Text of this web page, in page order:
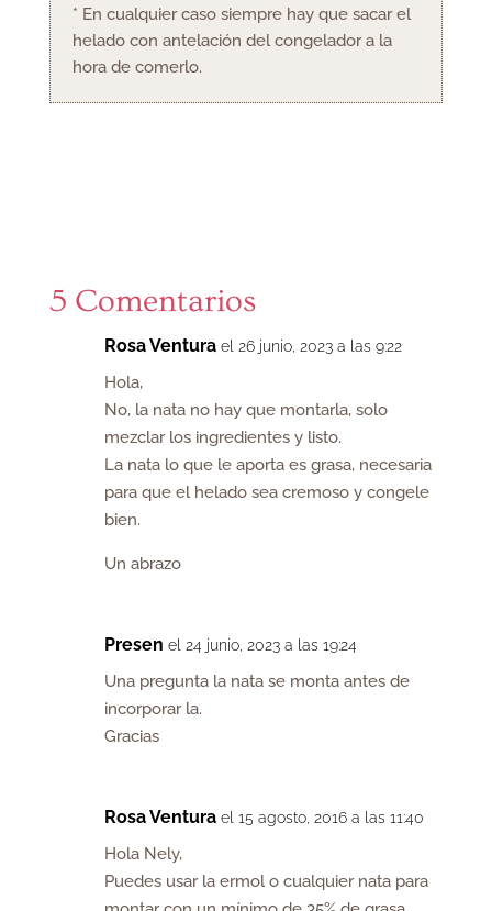
* En cualquier caso siempre hay que sacar el
helado con antelación del congelador a la
hora de comerlo.
5 Comentarios
Rosa Ventura el 26 junio, 2023 a las 9:22
Hola,
No, la nata no hay que montarla, solo
mezclar los ingredientes y listo.
La nata lo que le aporta es grasa, necesaria
para que el helado sea cremoso y congele
bien.
Un abrazo
Presen el 24 junio, 2023 a las 19:24
Una pregunta la nata se monta antes de
incorporar la.
Gracias
Rosa Ventura el 15 agosto, 2016 a las 11:40
Hola Nely,
Puedes usar la ermol o cualquier nata para